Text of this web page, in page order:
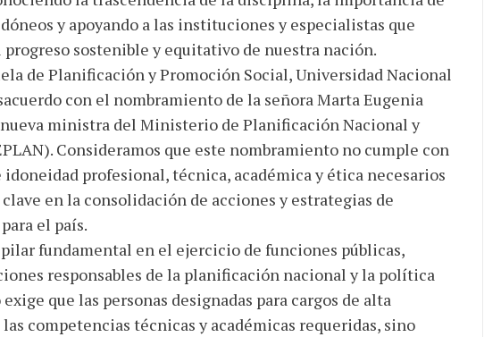
y apoyando a las instituciones y especialistas que
sostenible y equitativo de nuestra nación.
de Planificación y Promoción Social, Universidad Nacional
con el nombramiento de la señora Marta Eugenia
ministra del Ministerio de Planificación Nacional y
Consideramos que este nombramiento no cumple con
profesional, técnica, académica y ética necesarios
en la consolidación de acciones y estrategias de
el país.
fundamental en el ejercicio de funciones públicas,
responsables de la planificación nacional y la política
que las personas designadas para cargos de alta
competencias técnicas y académicas requeridas, sino